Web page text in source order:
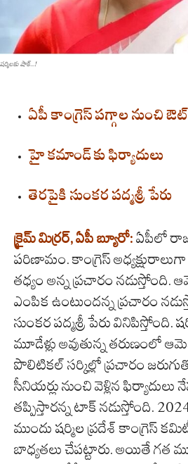
షర్మిలకు షాక్...!
ఏపీ కాంగ్రెస్ పగ్గాల నుంచి ఔట్
హై కమాండ్ కు ఫిర్యాదులు
తెరపైకి సుంకర పద్మశ్రీ పేరు
క్రైమ్ మిర్రర్, ఏపీ బ్యూరో: ఏపీలో
పరిణామం. కాంగ్రెస్ అధ్యక్షురాలుగా
తధ్యం అన్న ప్రచారం నడుస్తోంది.
ఎంపిక ఉంటుందన్న ప్రచారం
సుంకర పద్మశ్రీ పేరు
మూడేళ్లు అవుతున్న తరుణంలో
పొలిటికల్ సర్కిల్లో ప్రచారం
సీనియర్లు నుంచి వెళ్లిన
తప్పిస్తారన్న టాక్ నడుస్తోంది.
ముందు షర్మిల ప్రదేశ్ కాంగ్రెస్
బాధ్యతలు చేపట్టారు. అయితే గత